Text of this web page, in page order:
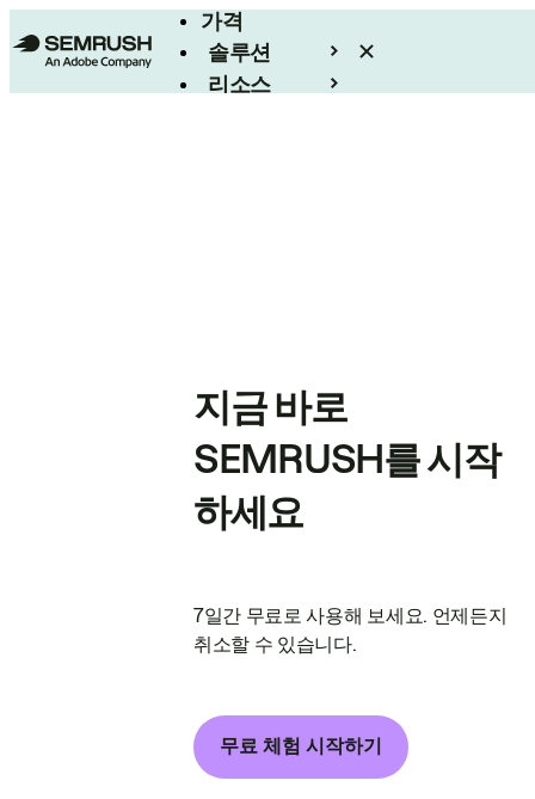
가격
솔루션
리소스
지금 바로
SEMRUSH를 시작
하세요
7일간 무료로 사용해 보세요. 언제든지
취소할 수 있습니다.
무료 체험 시작하기